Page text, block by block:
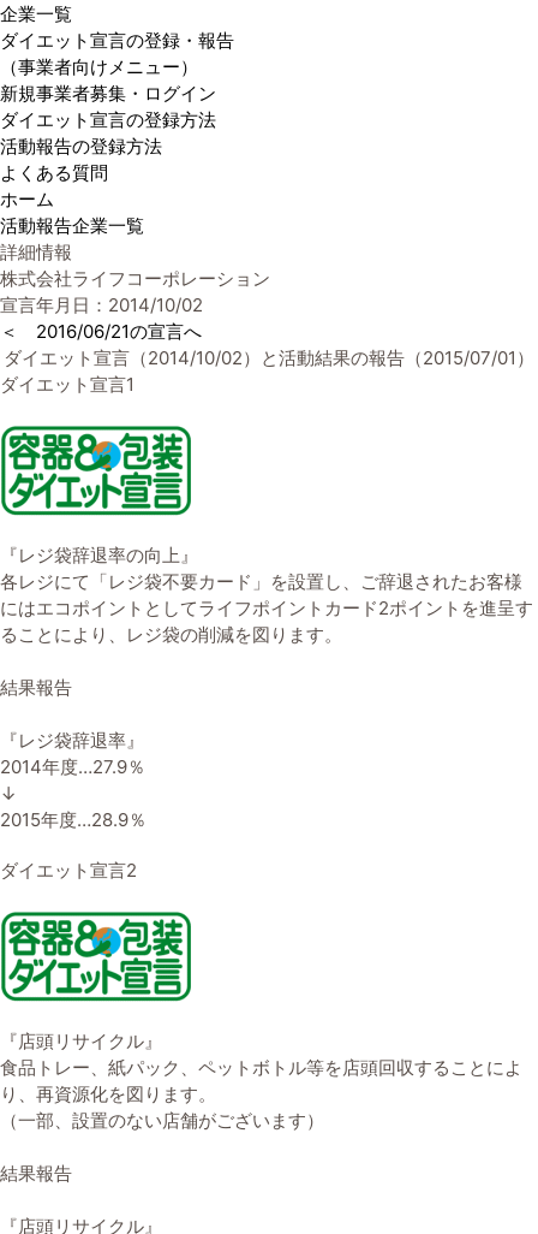
企業一覧
ダイエット宣言の登録・報告
（事業者向けメニュー）
新規事業者募集・ログイン
ダイエット宣言の登録方法
活動報告の登録方法
よくある質問
ホーム
活動報告企業一覧
詳細情報
株式会社ライフコーポレーション
宣言年月日：2014/10/02
＜ 2016/06/21の宣言へ
ダイエット宣言（2014/10/02）と活動結果の報告（2015/07/01）
ダイエット宣言1
『レジ袋辞退率の向上』
各レジにて「レジ袋不要カード」を設置し、ご辞退されたお客様
にはエコポイントとしてライフポイントカード2ポイントを進呈す
ることにより、レジ袋の削減を図ります。
結果報告
『レジ袋辞退率』
2014年度…27.9％
↓
2015年度…28.9％
ダイエット宣言2
『店頭リサイクル』
食品トレー、紙パック、ペットボトル等を店頭回収することによ
り、再資源化を図ります。
（一部、設置のない店舗がございます）
結果報告
『店頭リサイクル』